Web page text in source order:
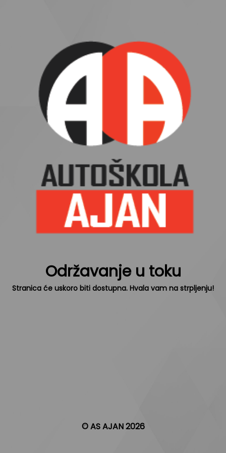
Održavanje u toku
Stranica će uskoro biti dostupna. Hvala vam na strpljenju!
© AS AJAN 2026